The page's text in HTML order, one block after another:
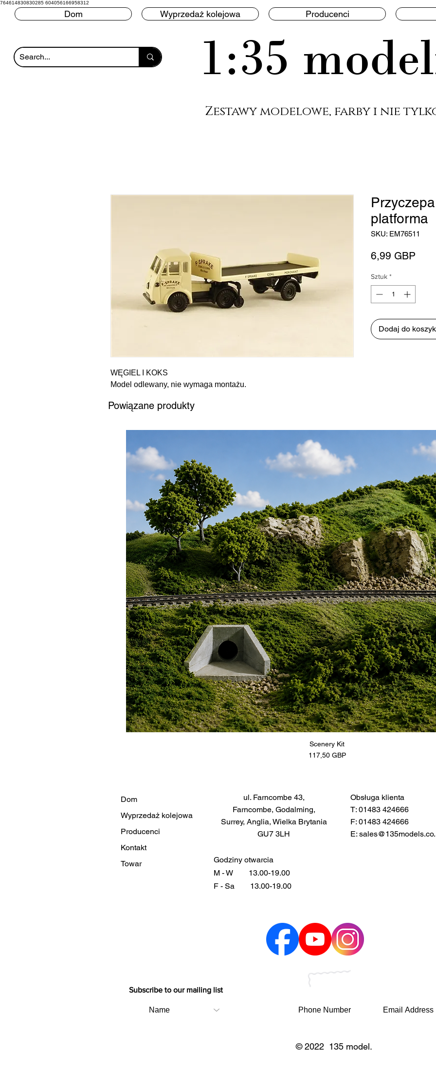
764614830830285 604056166958312
Dom Wyprzedaż kolejowa Producenci
1:35
Zestawy modelowe, farby i nie
WĘGIEL I KOKS
Model odlewany, nie wymaga montażu.
platforma
SKU: EM76511
6,99 GBP
Sztuk *
Dodaj do
Powiązane produkty
Scenery Kit
Cena
117,50 GBP
Dom
Wyprzedaż kolejowa
Producenci
Kontakt
Towar
ul. Farncombe 43,
Farncombe, Godalming,
Surrey, Anglia, Wielka Brytania
GU7 3LH
Godziny otwarcia
M - W
13.00-19.00
F - Sa
13.00-19.00
Obsługa klienta
T: 01483 424666
F: 01483 424666
E:
Subscribe to our mailing list
© 2022 135 model.